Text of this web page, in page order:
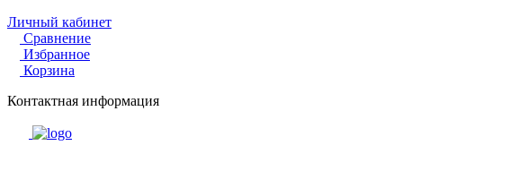
Личный кабинет
Сравнение
Избранное
Корзина
Контактная информация